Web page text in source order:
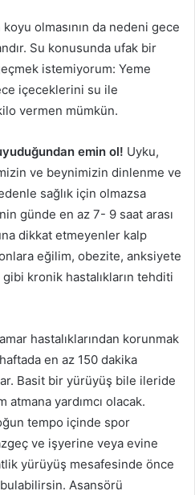
olmasının da nedeni gece
Su konusunda ufak bir
istemiyorum: Yeme
içeceklerini su ile
vermen mümkün.
emin ol! Uyku,
ve beynimizin dinlenme ve
sağlık için olmazsa
günde en az 7- 9 saat arası
dikkat etmeyenler kalp
eğilim, obezite, anksiyete
kronik hastalıkların tehditi
hastalıklarından korunmak
en az 150 dakika
Basit bir yürüyüş bile ileride
atmana yardımcı olacak.
tempo içinde spor
ve işyerine veya evine
yürüyüş mesafesinde önce
Asansörü